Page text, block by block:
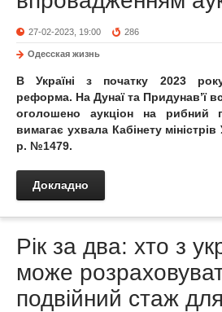
27-02-2023, 19:00 286
Одесская жизнь
В Україні з початку 2023
реформа. На Дунаї та Придунав’ї
оголошено аукціон на рибний
вимагає ухвала Кабінету
р. №1479.
Докладно
Рік за два: хто з
може
подвійний стаж для